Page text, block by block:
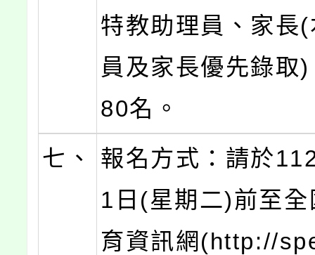
特教助理員、家長
員及家長優先錄取
80名。
七、
報名方式：請於
1日(星期二)前至
育資訊網(http://